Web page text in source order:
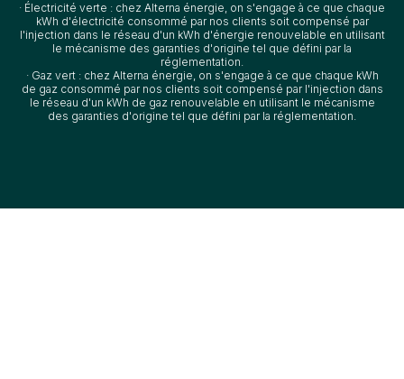
· Électricité verte : chez Alterna énergie, on s'engage à ce que chaque
kWh d'électricité consommé par nos clients soit compensé par
l'injection dans le réseau d'un kWh d'énergie renouvelable en utilisant
le mécanisme des garanties d'origine tel que défini par la
réglementation.
· Gaz vert : chez Alterna énergie, on s'engage à ce que chaque kWh
de gaz consommé par nos clients soit compensé par l'injection dans
le réseau d'un kWh de gaz renouvelable en utilisant le mécanisme
des garanties d'origine tel que défini par la réglementation.